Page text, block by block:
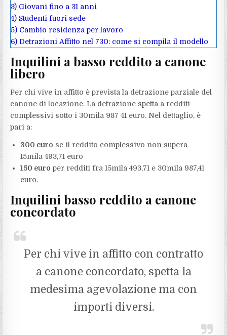
3) Giovani fino a 31 anni
4) Studenti fuori sede
5) Cambio residenza per lavoro
6) Detrazioni Affitto nel 730: come si compila il modello
Inquilini a basso reddito a canone
libero
Per chi vive in affitto è prevista la detrazione parziale del
canone di locazione. La detrazione spetta a redditi
complessivi sotto i 30mila 987 41 euro. Nel dettaglio, è
pari a:
300 euro se il reddito complessivo non supera
15mila 493,71 euro
150 euro per redditi fra 15mila 493,71 e 30mila 987,41
euro.
Inquilini basso reddito a canone
concordato
Per chi vive in affitto con contratto
a canone concordato, spetta la
medesima agevolazione ma con
importi diversi.